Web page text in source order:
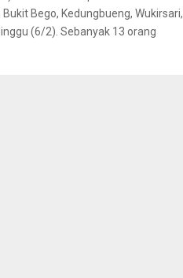
Bego, Kedungbueng, Wukirsari,
(6/2). Sebanyak 13 orang